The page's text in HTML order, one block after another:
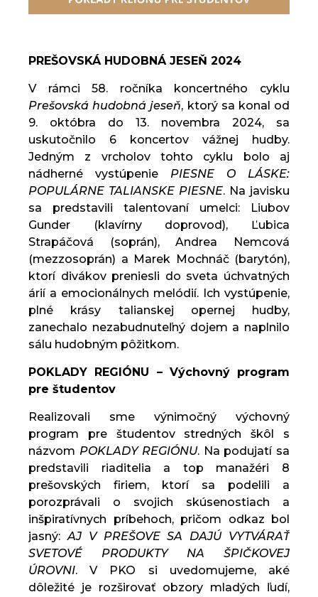
PREŠOVSKÁ HUDOBNÁ JESEŇ 2024
V rámci 58. ročníka koncertného cyklu
Prešovská hudobná jeseň, ktorý sa konal od
9. októbra do 13. novembra 2024, sa
uskutočnilo 6 koncertov vážnej hudby.
Jedným z vrcholov tohto cyklu bolo aj
nádherné vystúpenie PIESNE O LÁSKE:
POPULÁRNE TALIANSKE PIESNE. Na javisku
sa predstavili talentovaní umelci: Liubov
Gunder (klavírny doprovod), Ľubica
Strapáčová (soprán), Andrea Nemcová
(mezzosoprán) a Marek Mochnáč (barytón),
ktorí divákov preniesli do sveta úchvatných
árií a emocionálnych melódií. Ich vystúpenie,
plné krásy talianskej opernej hudby,
zanechalo nezabudnuteľný dojem a naplnilo
sálu hudobným pôžitkom.
POKLADY REGIÓNU – Výchovný program
pre študentov
Realizovali sme výnimočný výchovný
program pre študentov stredných škôl s
názvom POKLADY REGIÓNU. Na podujatí sa
predstavili riaditelia a top manažéri 8
prešovských firiem, ktorí sa podelili a
porozprávali o svojich skúsenostiach a
inšpiratívnych príbehoch, pričom odkaz bol
jasný: AJ V PREŠOVE SA DAJÚ VYTVÁRAŤ
SVETOVÉ PRODUKTY NA ŠPIČKOVEJ
ÚROVNI. V PKO si uvedomujeme, aké
dôležité je rozširovať obzory mladých ľudí,